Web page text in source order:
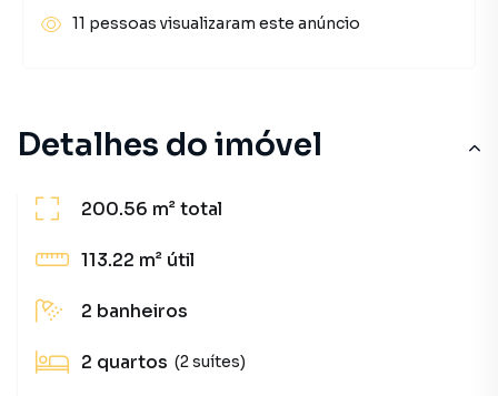
Detalhes do imóvel
200.56 m²total
113.22 m² útil
2 banheiros
2 quartos (2 suítes)
11 pessoas visualizaram este anúncio